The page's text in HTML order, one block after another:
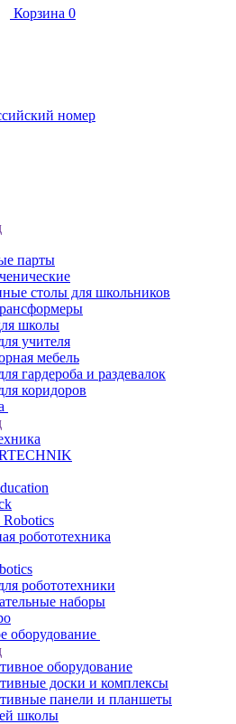
Корзина 0
номер
парты
столы для школьников
школы
учителя
мебель
гардероба и раздевалок
коридоров
робототехника
робототехники
наборы
оборудование
оборудование
доски и комплексы
панели и планшеты
школы